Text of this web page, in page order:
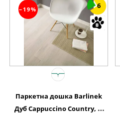
−19% 6
Паркетна дошка Barlinek
Дуб Cappuccino Country, 1-